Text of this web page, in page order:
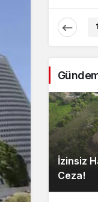
1
İzinsiz
Ceza!